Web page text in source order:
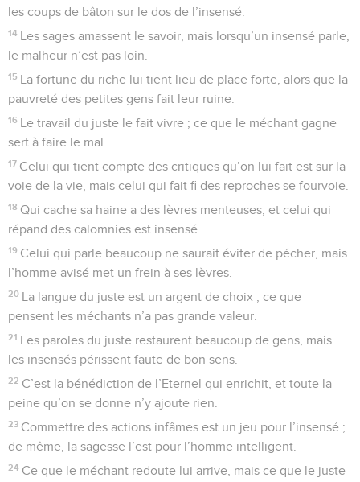
les coups de bâton sur le dos de l’insensé.
14 Les sages amassent le savoir, mais lorsqu’un insensé parle,
le malheur n’est pas loin.
15 La fortune du riche lui tient lieu de place forte, alors que la
pauvreté des petites gens fait leur ruine.
16 Le travail du juste le fait vivre ; ce que le méchant gagne
sert à faire le mal.
17 Celui qui tient compte des critiques qu’on lui fait est sur la
voie de la vie, mais celui qui fait fi des reproches se fourvoie.
18 Qui cache sa haine a des lèvres menteuses, et celui qui
répand des calomnies est insensé.
19 Celui qui parle beaucoup ne saurait éviter de pécher, mais
l’homme avisé met un frein à ses lèvres.
20 La langue du juste est un argent de choix ; ce que
pensent les méchants n’a pas grande valeur.
21 Les paroles du juste restaurent beaucoup de gens, mais
les insensés périssent faute de bon sens.
22 C’est la bénédiction de l’Eternel qui enrichit, et toute la
peine qu’on se donne n’y ajoute rien.
23 Commettre des actions infâmes est un jeu pour l’insensé ;
de même, la sagesse l’est pour l’homme intelligent.
24 Ce que le méchant redoute lui arrive, mais ce que le juste